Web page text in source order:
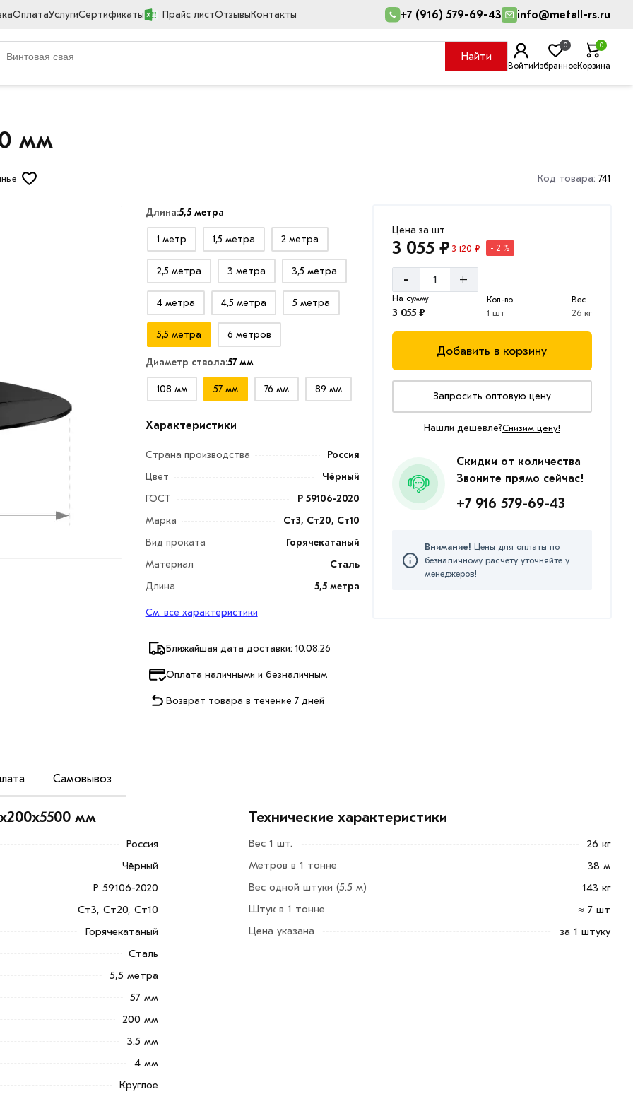
ОплатаУслугиСертификаты Прайс листОтзывыКонтакты +7 (916) 579-69-43 info@metall-rs.ru
Найти
ВойтиИзбранное
0
Корзина
0
мм
Код товара: 741
Длина:5,5 метра
1 метр 1,5 метра 2 метра
2,5 метра 3 метра 3,5 метра
4 метра 4,5 метра 5 метра
5,5 метра 6 метров
Диаметр ствола:57 мм
108 мм 57 мм 76 мм 89 мм
Характеристики
Страна производства
Россия
Цвет
Чёрный
ГОСТ
Р 59106-2020
Марка
Ст3, Ст20, Ст10
Вид проката
Горячекатаный
Материал
Сталь
Длина
5,5 метра
См. все характеристики
Ближайшая дата доставки: 10.08.26
Оплата наличными и безналичным
Возврат товара в течение 7 дней
Цена за шт
3 055 ₽ 3 120 ₽ - 2 %
- +
На сумму
3 055 ₽
Кол-во
1 шт
Вес
26 кг
Добавить в корзину
Запросить оптовую цену
Нашли дешевле?Снизим цену!
Скидки от количества
Звоните прямо сейчас!
+7 916 579-69-43
Внимание! Цены для оплаты по
безналичному расчету уточняйте у
менеджеров!
Самовывоз
способ обустроить фундамент
сооружений.
их установки. Для установки не
рабочих. Это позволяет
деньги.
в корзину»или нажмите на
по контактам указанным на сайте.
мм из категории Винтовая свая
и области. Наши профессиональные
условий доставки или
всем стандартам качества.
обязательно).
мм
Россия
Чёрный
Р 59106-2020
Ст3, Ст20, Ст10
Горячекатаный
Сталь
5,5 метра
57 мм
200 мм
3.5 мм
4 мм
Круглое
Технические характеристики
Вес 1 шт.
26 кг
Метров в 1 тонне
38 м
Вес одной штуки (5.5 м)
143 кг
Штук в 1 тонне
≈ 7 шт
Цена указана
за 1 штуку